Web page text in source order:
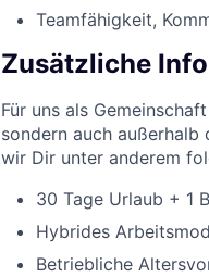
Teamfähigkeit,
Zusätzliche
Für uns als
sondern auch
wir Dir unter anderem
30 Tage Urlaub + 1
Hybrides
Betriebliche